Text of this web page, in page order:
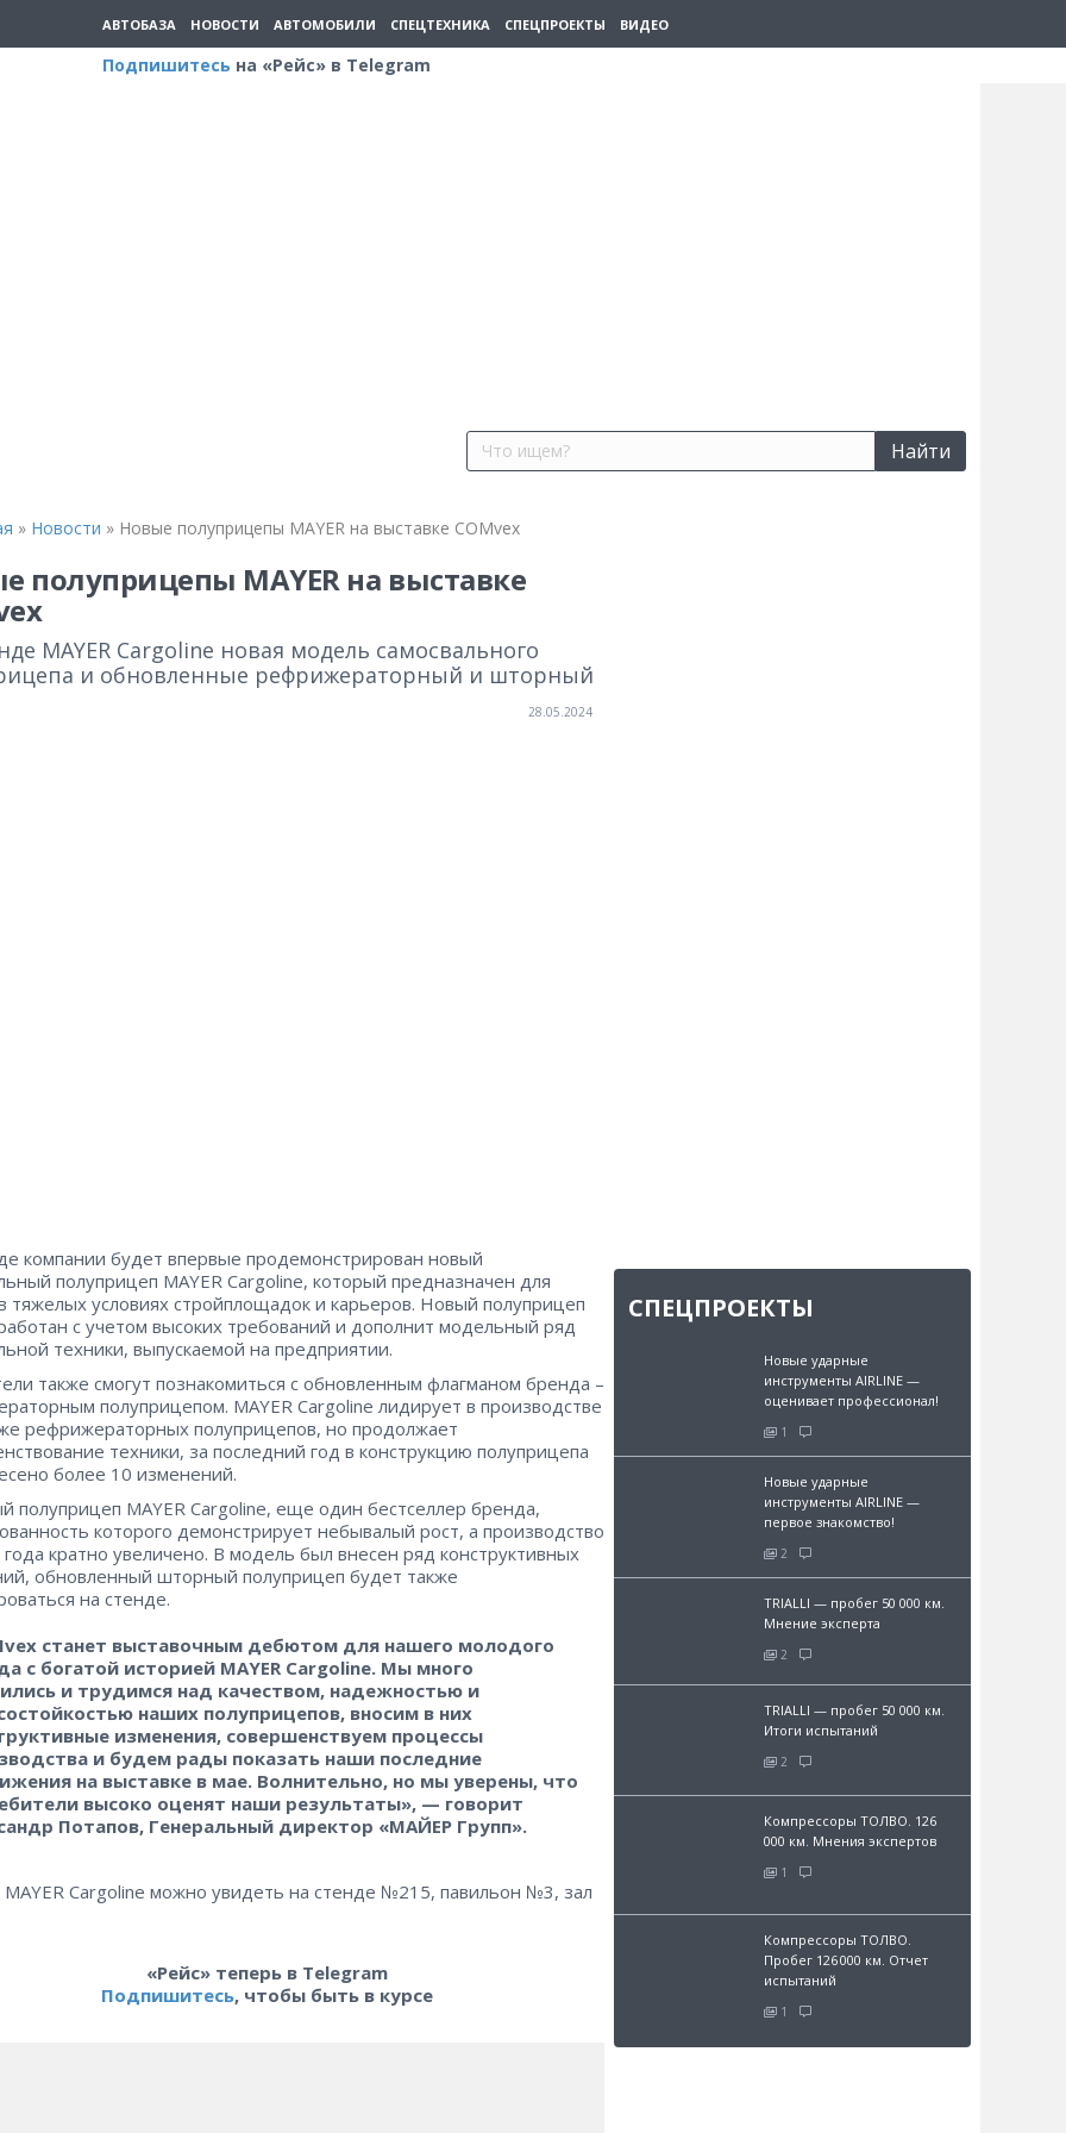
АВТОБАЗА НОВОСТИ АВТОМОБИЛИ СПЕЦТЕХНИКА СПЕЦПРОЕКТЫ ВИДЕО
Подпишитесь на «Рейс» в Telegram
Найти
» Новости » Новые полуприцепы MAYER на выставке СOMvex
полуприцепы MAYER на выставке
MAYER Cargoline новая модель самосвального
и обновленные рефрижераторный и шторный
28.05.2024
компании будет впервые продемонстрирован новый
полуприцеп MAYER Cargoline, который предназначен для
тяжелых условиях стройплощадок и карьеров. Новый полуприцеп
с учетом высоких требований и дополнит модельный ряд
техники, выпускаемой на предприятии.
также смогут познакомиться с обновленным флагманом бренда –
полуприцепом. MAYER Cargoline лидирует в производстве
рефрижераторных полуприцепов, но продолжает
техники, за последний год в конструкцию полуприцепа
более 10 изменений.
полуприцеп MAYER Cargoline, еще один бестселлер бренда,
которого демонстрирует небывалый рост, а производство
года кратно увеличено. В модель был внесен ряд конструктивных
обновленный шторный полуприцеп будет также
на стенде.
станет выставочным дебютом для нашего молодого
c богатой историей MAYER Cargoline. Мы много
и трудимся над качеством, надежностью и
наших полуприцепов, вносим в них
изменения, совершенствуем процессы
и будем рады показать наши последние
на выставке в мае. Волнительно, но мы уверены, что
высоко оценят наши результаты», — говорит
Потапов, Генеральный директор «МАЙЕР Групп».
MAYER Cargoline можно увидеть на стенде №215, павильон №3, зал
«Рейс» теперь в Telegram
Подпишитесь, чтобы быть в курсе
СПЕЦПРОЕКТЫ
Новые ударные
инструменты AIRLINE —
оценивает профессионал!
1
Новые ударные
инструменты AIRLINE —
первое знакомство!
2
TRIALLI — пробег 50 000 км.
Мнение эксперта
2
TRIALLI — пробег 50 000 км.
Итоги испытаний
2
Компрессоры ТОЛВО. 126
000 км. Мнения экспертов
1
Компрессоры ТОЛВО.
Пробег 126 000 км. Отчет
испытаний
1